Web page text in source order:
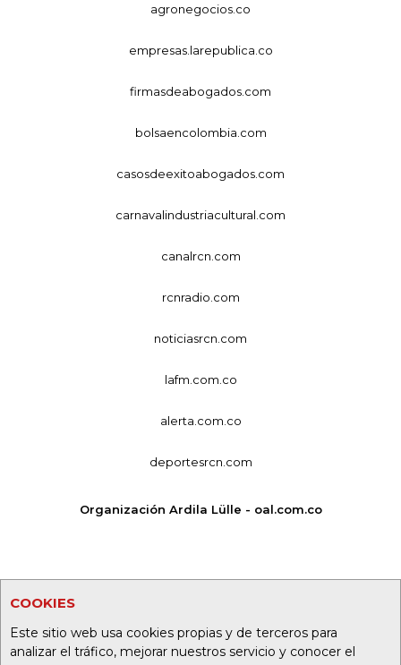
COOKIES
Este sitio web usa cookies propias y de terceros para
analizar el tráfico, mejorar nuestros servicio y conocer el
agronegocios.co
empresas.larepublica.co
firmasdeabogados.com
bolsaencolombia.com
casosdeexitoabogados.com
carnavalindustriacultural.com
canalrcn.com
rcnradio.com
noticiasrcn.com
lafm.com.co
alerta.com.co
deportesrcn.com
Organización Ardila Lülle - oal.com.co